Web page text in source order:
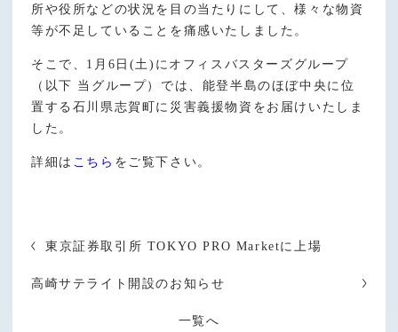
所や役所などの状況を目の当たりにして、様々な物資
等が不足していることを痛感いたしました。
そこで、1月6日(土)にオフィスバスターズグループ
（以下 当グループ）では、能登半島のほぼ中央に位
置する石川県志賀町に災害義援物資をお届けいたしま
した。
詳細は こちら をご覧下さい。
東京証券取引所 TOKYO PRO Marketに上場
一覧へ
高崎サテライト開設のお知らせ